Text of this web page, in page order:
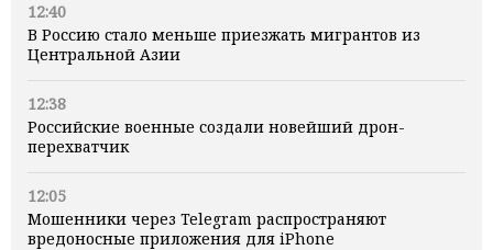
12:40
В Россию стало меньше приезжать мигрантов из
Центральной Азии
12:38
Российские военные создали новейший дрон-
перехватчик
12:05
Мошенники через Telegram распространяют
вредоносные приложения для iPhone